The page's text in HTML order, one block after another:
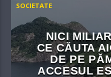
SOCIETATE
NICI
CE CĂUTA
DE PE
ACCESUL